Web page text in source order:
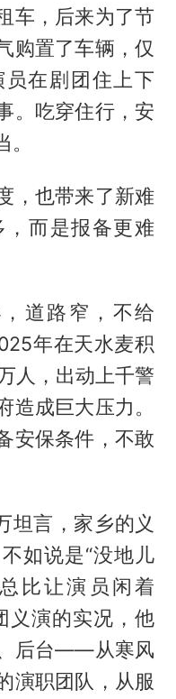
车，后来为了节
购置了车辆，仅
在剧团住上下
。吃穿住行，安
，也带来了新难
而是报备更难
道路窄，不给
年在天水麦积
人，出动上千警
造成巨大压力。
安保条件，不敢
坦言，家乡的义
如说是“没地儿
比让演员闲着
义演的实况，他
后台——从寒风
演职团队，从服